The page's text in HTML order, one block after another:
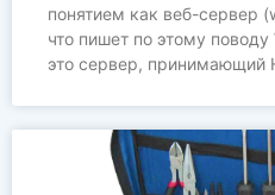
понятием как веб-сервер
что пишет по этому
это сервер, принимающий